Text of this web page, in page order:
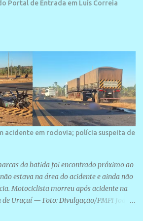
Portal de Entrada em Luís Correia
acidente em rodovia; polícia suspeita de
da batida foi encontrado próximo ao
estava na área do acidente e ainda não
Motociclista morreu após acidente na
Uruçuí — Foto: Divulgação/PMPI João